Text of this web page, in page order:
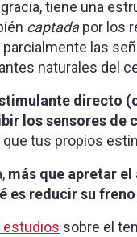
tiene una
captadapor los
parcialmente las
naturales del
directo
los sensores de
que tus propios
más que apretar
es reducir su
estudios sobre el